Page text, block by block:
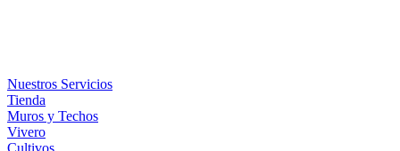
Nuestros Servicios
Tienda
Muros y Techos
Vivero